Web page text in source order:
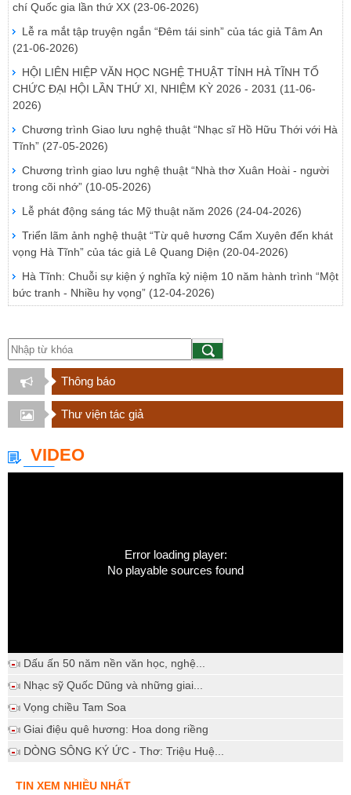
chí Quốc gia lần thứ XX (23-06-2026)
Lễ ra mắt tập truyện ngắn “Đêm tái sinh” của tác giả Tâm An
(21-06-2026)
HỘI LIÊN HIỆP VĂN HỌC NGHỆ THUẬT TỈNH HÀ TĨNH TỔ
CHỨC ĐẠI HỘI LẦN THỨ XI, NHIỆM KỲ 2026 - 2031 (11-06-
2026)
Chương trình Giao lưu nghệ thuật “Nhạc sĩ Hồ Hữu Thới với Hà
Tĩnh” (27-05-2026)
Chương trình giao lưu nghệ thuật “Nhà thơ Xuân Hoài - người
trong cõi nhớ” (10-05-2026)
Lễ phát động sáng tác Mỹ thuật năm 2026 (24-04-2026)
Triển lãm ảnh nghệ thuật “Từ quê hương Cẩm Xuyên đến khát
vọng Hà Tĩnh” của tác giả Lê Quang Diện (20-04-2026)
Hà Tĩnh: Chuỗi sự kiện ý nghĩa kỷ niệm 10 năm hành trình “Một
bức tranh - Nhiều hy vọng” (12-04-2026)
Thông báo
Thư viện tác giả
VIDEO
Error loading player:
No playable sources found
Dấu ấn 50 năm nền văn học, nghệ...
Nhạc sỹ Quốc Dũng và những giai...
Vọng chiều Tam Soa
Giai điệu quê hương: Hoa dong riềng
DÒNG SÔNG KÝ ỨC - Thơ: Triệu Huệ...
TIN XEM NHIỀU NHẤT